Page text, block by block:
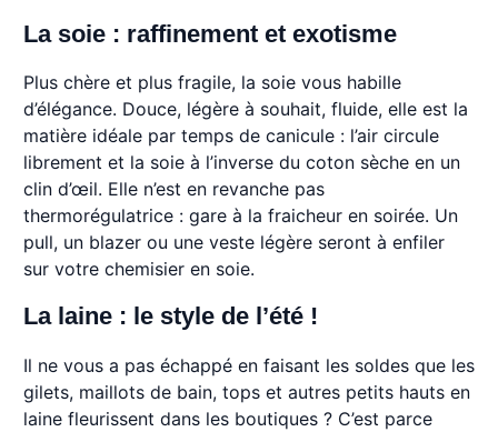
La soie : raffinement et exotisme
Plus chère et plus fragile, la soie vous habille
d’élégance. Douce, légère à souhait, fluide, elle est la
matière idéale par temps de canicule : l’air circule
librement et la soie à l’inverse du coton sèche en un
clin d’œil. Elle n’est en revanche pas
thermorégulatrice : gare à la fraicheur en soirée. Un
pull, un blazer ou une veste légère seront à enfiler
sur votre chemisier en soie.
La laine : le style de l’été !
Il ne vous a pas échappé en faisant les soldes que les
gilets, maillots de bain, tops et autres petits hauts en
laine fleurissent dans les boutiques ? C’est parce